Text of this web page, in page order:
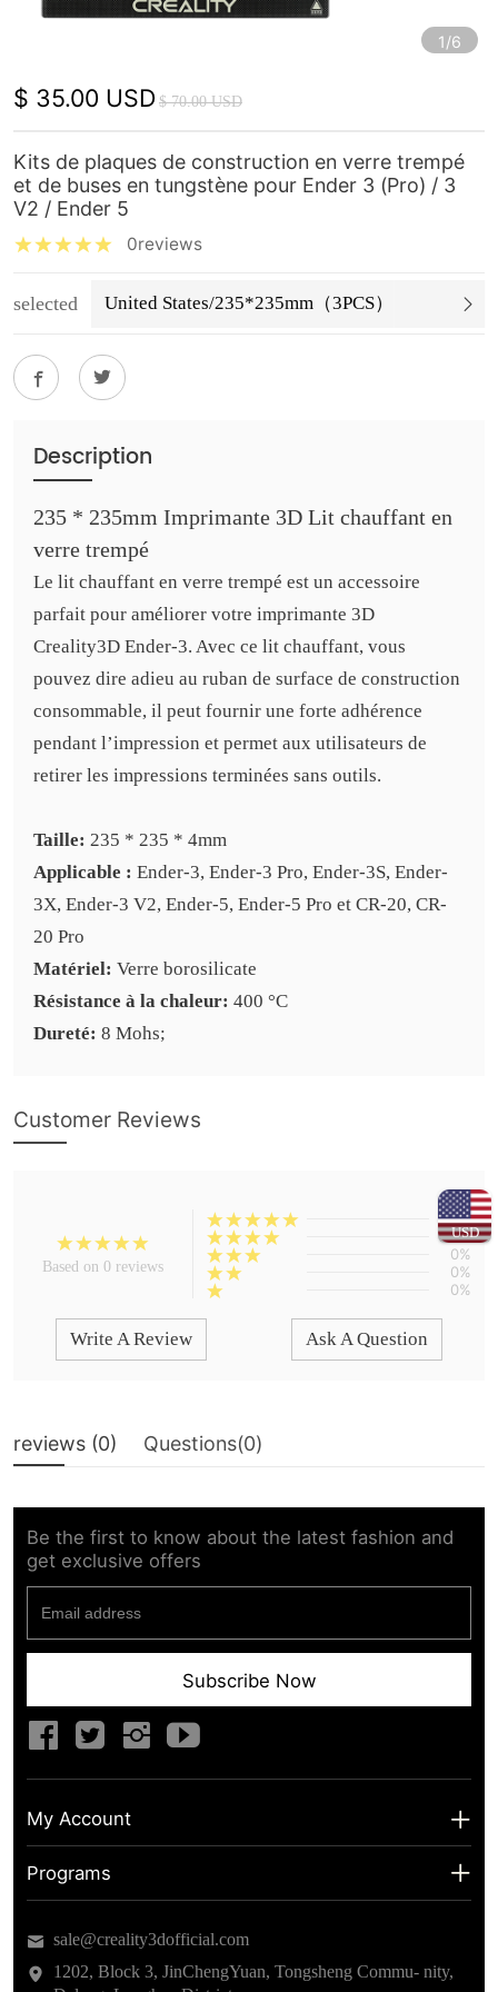
USD
1/6
$ 35.00 USD$ 70.00 USD
Kits de plaques de construction en verre trempé
et de buses en tungstène pour Ender 3 (Pro) / 3
V2 / Ender 5
0reviews
selected United States/235*235mm（3PCS）
Description
235 * 235mm Imprimante 3D Lit chauffant en
verre trempé
Le lit chauffant en verre trempé est un accessoire
parfait pour améliorer votre imprimante 3D
Creality3D Ender-3. Avec ce lit chauffant, vous
pouvez dire adieu au ruban de surface de construction
consommable, il peut fournir une forte adhérence
pendant l’impression et permet aux utilisateurs de
retirer les impressions terminées sans outils.
Taille: 235 * 235 * 4mm
Applicable : Ender-3, Ender-3 Pro, Ender-3S, Ender-
3X, Ender-3 V2, Ender-5, Ender-5 Pro et CR-20, CR-
20 Pro
Matériel: Verre borosilicate
Résistance à la chaleur: 400 °C
Dureté: 8 Mohs;
Customer Reviews
Based on 0 reviews
0%
0%
0%
0%
0%
Write A Review Ask A Question
reviews (0) Questions(0)
Be the first to know about the latest fashion and
get exclusive offers
Subscribe Now
My Account
My Account
Warranty & Returns
Programs
Educational Discount
sale@creality3dofficial.com
1202, Block 3, JinChengYuan, Tongsheng Commu- nity,